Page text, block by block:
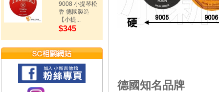
9008 小提琴松
香 德國製造
【小提...
$345
德國知名品牌